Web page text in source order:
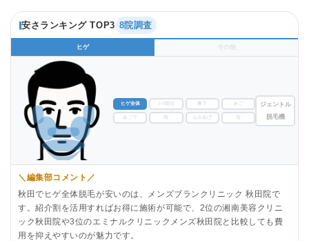
安さランキング TOP3 8院調査
ヒゲ その他
ヒゲ全体 3-4部位 鼻下 あご
あご下 もみあげ
ジェントル
脱毛機
＼編集部コメント／
秋田でヒゲ全体脱毛が安いのは、メンズブランクリニック 秋田院で
す。紹介割を活用すればお得に施術が可能で、2位の湘南美容クリニ
ック秋田院や3位のエミナルクリニックメンズ秋田院と比較しても費
用を抑えやすいのが魅力です。